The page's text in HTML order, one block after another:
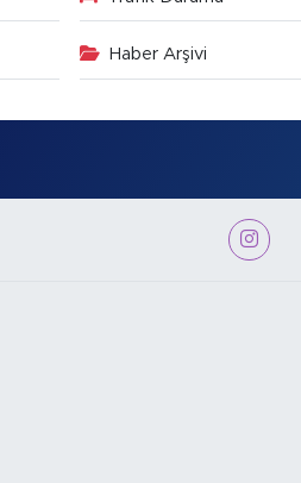
Haber Arşivi